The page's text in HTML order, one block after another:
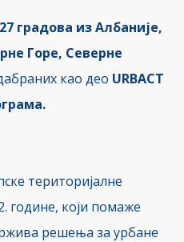
градова из Албаније,
Горе, Северне
као део URBACT
територијалне
године, који помаже
решења за урбане